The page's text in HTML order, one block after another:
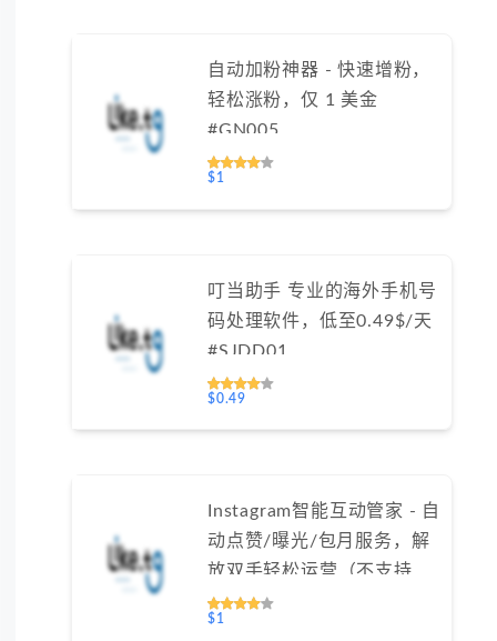
轻松涨粉，仅 1 美金
#GN005
$1
码处理软件，低至0.49$/天
#SJDD01
$0.49
动点赞/曝光/包月服务，解
放双手轻松运营（不支持免
费测试）
$1